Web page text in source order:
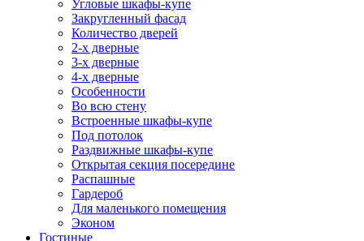
Угловые шкафы-купе
Закругленный фасад
Количество дверей
2-х дверные
3-х дверные
4-х дверные
Особенности
Во всю стену
Встроенные шкафы-купе
Под потолок
Раздвижные шкафы-купе
Открытая секция посередине
Распашные
Гардероб
Для маленького помещения
Эконом
Гостиные